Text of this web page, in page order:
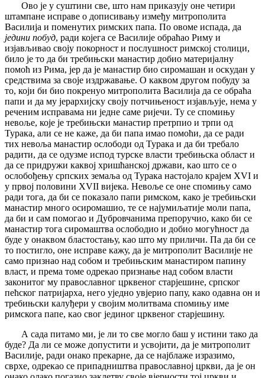
Ово је у суштини све, што нам приказују оне четири
штампане исправе о дописивању између митрополита
Василија и поменутих римских папа. По овоме испада, да
једини побуд, ради којега се Василије обраћао Риму и
изјављивао своју покорност и послушност римској столици,
било је то да би требињски манастир добио материјалну
помоћ из Рима, јер да је манастир био сиромашан и оскудан у
средствима за своје издржавање. О каквом другом побуду за
то, који би био покренуо митрополита Василија да се обраћа
папи и да му јерархијску своју потчињеност изјављује, нема у
реченим исправама ни једне саме ријечи. Ту се спомињу
невоље, које је требињски манастир претрпио и трпи од
Турака, али се не каже, да би папа имао помоћи, да се ради
тих невоља манастир ослободи од Турака и да би требало
радити, да се одузме испод турске власти требињска област и
да се придружи каквој хришћанској држави, као што се о
ослобођењу српских земаља од Турака настојало крајем XVI и
у првој половини XVII вијека. Невоље се оне спомињу само
ради тога, да би се показало папи римском, како је требињски
манастир много осиромашио, те се најумиљатије моли папа,
да би и сам помогао и Дубровчанима препоручио, како би се
манастир тога сиромаштва ослободио и добио могућност да
буде у онаквом бластостању, као што му приличи. Па да би се
то постигло, оне исправе кажу, да је митрополит Василије не
само признао над собом и требињским манастиром папину
власт, и према томе одрекао признање над собом власти
законитог му православног црквеног старјешине, српског
пећског патријарха, него уједно увјерио папу, како одавна он и
требињски калуђери у својим молитвама спомињу име
римскога папе, као свог јединог црквеног старјешину.
А сада питамо ми, је ли то све могло баш у истини тако да
буде? Да ли се може допустити и усвојити, да је митрополит
Василије, ради онако прекарне, да се најблаже изразимо,
сврхе, одрекао се припадништва православној цркви, да је он